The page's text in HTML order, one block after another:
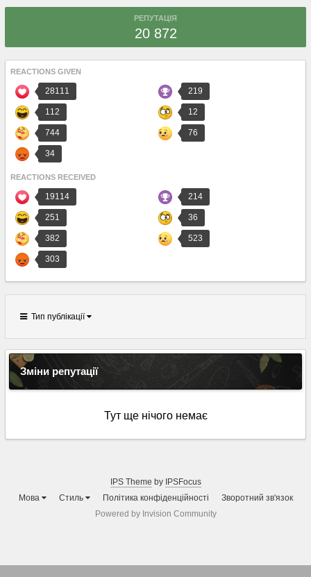
РЕПУТАЦІЯ
20 872
REACTIONS GIVEN
28111 219
112 12
744 76
34
REACTIONS RECEIVED
19114 214
251 36
382 523
303
Тип публікації
Зміни репутації
Тут ще нічого немає
IPS Theme by IPSFocus
Мова
Стиль Політика конфіденційності
Зворотний зв'язок
Powered by Invision Community